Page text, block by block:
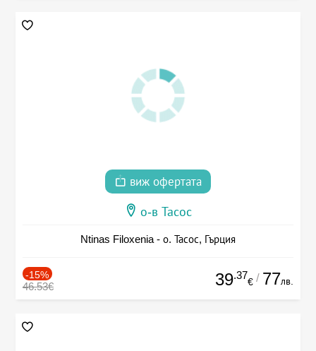
виж офертата
о-в Тасос
Ntinas Filoxenia - о. Тасос, Гърция
-15%
46.53€ 39.37
€ / 77лв.